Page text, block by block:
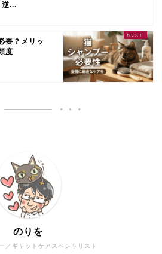
逆...
要？メリッ
度
／キャットケアスペシャリスト
のりを